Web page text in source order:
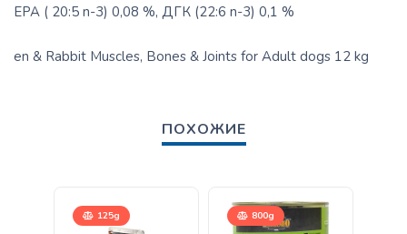
EPA ( 20:5 n-3) 0,08 %, ДГК (22:6 n-3) 0,1 %
en & Rabbit Muscles, Bones & Joints for Adult dogs 12 kg
ПОХОЖИЕ
125g 800g